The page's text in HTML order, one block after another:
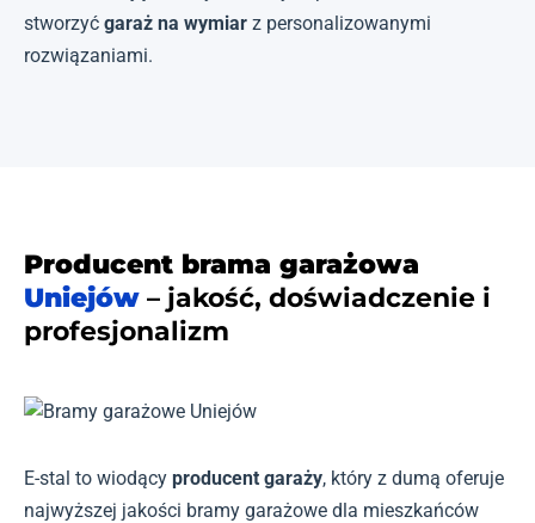
stworzyć garaż na wymiar z personalizowanymi
rozwiązaniami.
Producent brama garażowa
Uniejów – jakość, doświadczenie i
profesjonalizm
E-stal to wiodący producent garaży, który z dumą oferuje
najwyższej jakości bramy garażowe dla mieszkańców